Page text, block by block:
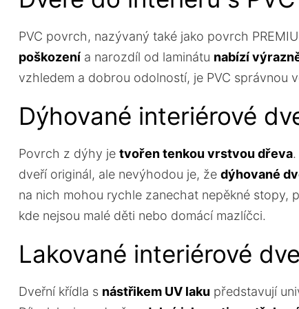
PVC povrch, nazývaný také jako povrch
poškozenía narozdíl od laminátu nabízí
vzhledem a dobrou odolností, je PVC správnou
Dýhované interiérové
Povrch z dýhy je tvořen tenkou vrstvou dřeva.
dveří originál, ale nevýhodou je, že dýhované
na nich mohou rychle zanechat nepěkné
kde nejsou malé děti nebo domácí mazlíčci.
Lakované interiérové
Dveřní křídla s nástřikem UV laku představují